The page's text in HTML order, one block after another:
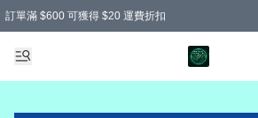
訂單滿 $600 可獲得 $20 運費折扣